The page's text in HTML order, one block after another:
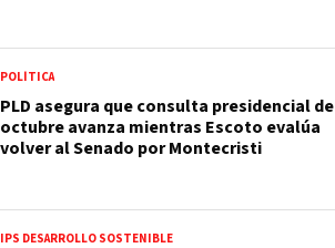
POLÍTICA
PLD asegura que consulta presidencial de
octubre avanza mientras Escoto evalúa
volver al Senado por Montecristi
IPS DESARROLLO SOSTENIBLE